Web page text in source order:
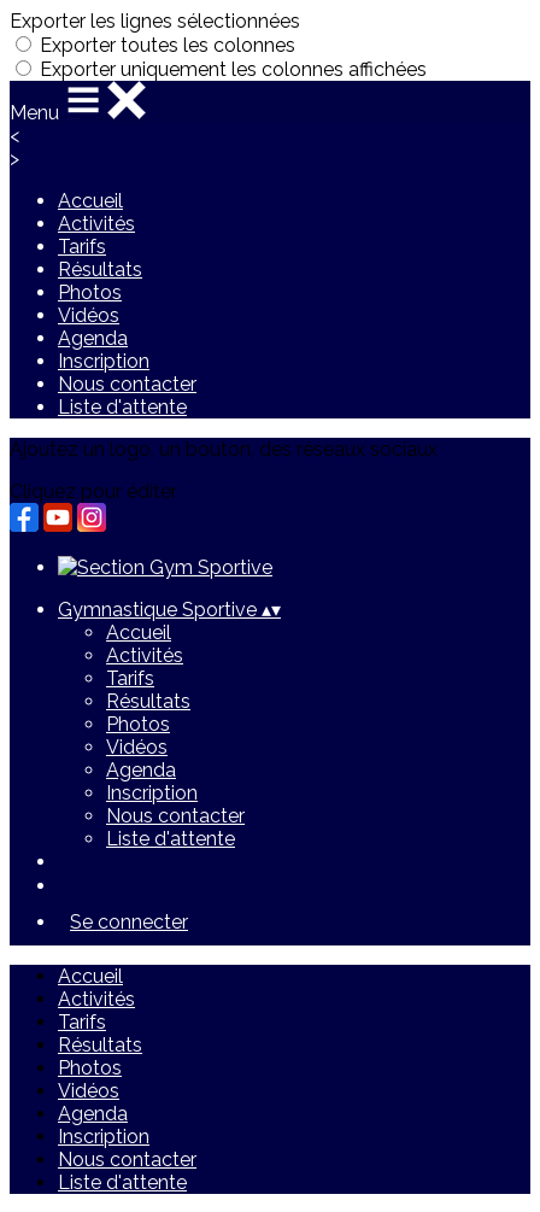
Exporter les lignes sélectionnées
Exporter toutes les colonnes
Exporter uniquement les colonnes affichées
Menu
<
>
Accueil
Activités
Tarifs
Résultats
Photos
Vidéos
Agenda
Inscription
Nous contacter
Liste d'attente
Ajoutez un logo, un bouton, des réseaux sociaux
Cliquez pour éditer
Gymnastique Sportive ▴▾
Accueil
Activités
Tarifs
Résultats
Photos
Vidéos
Agenda
Inscription
Nous contacter
Liste d'attente
Se connecter
Accueil
Activités
Tarifs
Résultats
Photos
Vidéos
Agenda
Inscription
Nous contacter
Liste d'attente